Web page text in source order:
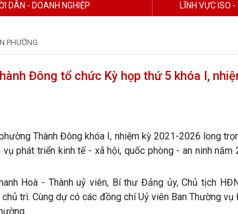
DÂN - DOANH NGHIỆP LĨNH VỰC ISO
PHƯỜNG
Đông tổ chức Kỳ họp thứ 5 khóa I,
Thành Đông khóa I, nhiệm kỳ 2021-2026 long
vụ phát triển kinh tế - xã hội, quốc phòng - an ninh
Hoà - Thành uỷ viên, Bí thư Đảng ủy, Chủ tịch
trì. Cùng dự có các đồng chí Uỷ viên Ban Thường